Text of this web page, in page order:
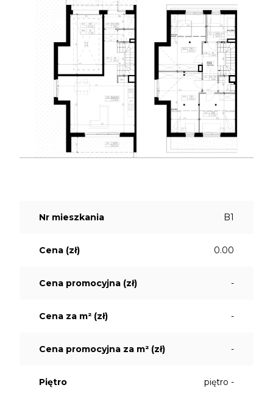
Nr mieszkania B1
Cena (zł) 0.00
Cena promocyjna (zł) -
Cena za m² (zł) -
Cena promocyjna za m² (zł) -
Piętro piętro -